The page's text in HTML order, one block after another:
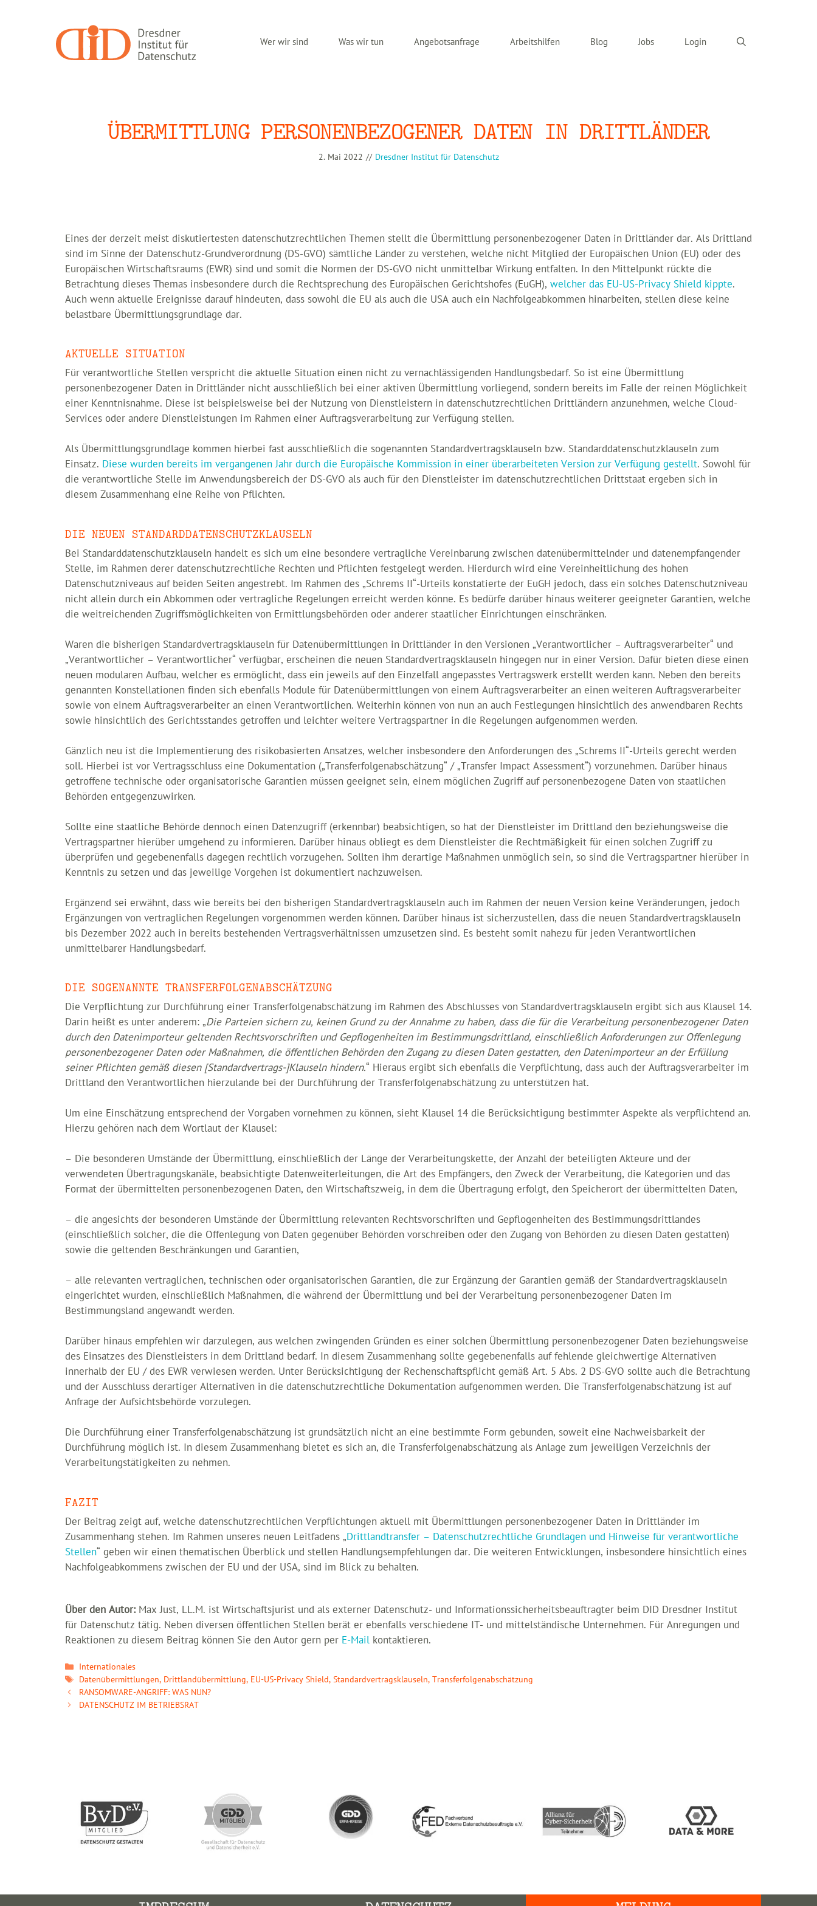
Wer wir sind Was wir tun Angebotsanfrage Arbeitshilfen Blog Jobs Login
ÜBERMITTLUNG PERSONENBEZOGENER DATEN IN DRITTLÄNDER
2. Mai 2022 // Dresdner Institut für Datenschutz
Eines der derzeit meist diskutiertesten datenschutzrechtlichen Themen stellt die Übermittlung personenbezogener Daten in Drittländer dar. Als Drittland
sind im Sinne der Datenschutz-Grundverordnung (DS-GVO) sämtliche Länder zu verstehen, welche nicht Mitglied der Europäischen Union (EU) oder des
Europäischen Wirtschaftsraums (EWR) sind und somit die Normen der DS-GVO nicht unmittelbar Wirkung entfalten. In den Mittelpunkt rückte die
Betrachtung dieses Themas insbesondere durch die Rechtsprechung des Europäischen Gerichtshofes (EuGH), welcher das EU-US-Privacy Shield kippte.
Auch wenn aktuelle Ereignisse darauf hindeuten, dass sowohl die EU als auch die USA auch ein Nachfolgeabkommen hinarbeiten, stellen diese keine
belastbare Übermittlungsgrundlage dar.
AKTUELLE SITUATION
Für verantwortliche Stellen verspricht die aktuelle Situation einen nicht zu vernachlässigenden Handlungsbedarf. So ist eine Übermittlung
personenbezogener Daten in Drittländer nicht ausschließlich bei einer aktiven Übermittlung vorliegend, sondern bereits im Falle der reinen Möglichkeit
einer Kenntnisnahme. Diese ist beispielsweise bei der Nutzung von Dienstleistern in datenschutzrechtlichen Drittländern anzunehmen, welche Cloud-
Services oder andere Dienstleistungen im Rahmen einer Auftragsverarbeitung zur Verfügung stellen.
Als Übermittlungsgrundlage kommen hierbei fast ausschließlich die sogenannten Standardvertragsklauseln bzw. Standarddatenschutzklauseln zum
Einsatz. Diese wurden bereits im vergangenen Jahr durch die Europäische Kommission in einer überarbeiteten Version zur Verfügung gestellt. Sowohl für
die verantwortliche Stelle im Anwendungsbereich der DS-GVO als auch für den Dienstleister im datenschutzrechtlichen Drittstaat ergeben sich in
diesem Zusammenhang eine Reihe von Pflichten.
DIE NEUEN STANDARDDATENSCHUTZKLAUSELN
Bei Standarddatenschutzklauseln handelt es sich um eine besondere vertragliche Vereinbarung zwischen datenübermittelnder und datenempfangender
Stelle, im Rahmen derer datenschutzrechtliche Rechten und Pflichten festgelegt werden. Hierdurch wird eine Vereinheitlichung des hohen
Datenschutzniveaus auf beiden Seiten angestrebt. Im Rahmen des „Schrems II“-Urteils konstatierte der EuGH jedoch, dass ein solches Datenschutzniveau
nicht allein durch ein Abkommen oder vertragliche Regelungen erreicht werden könne. Es bedürfe darüber hinaus weiterer geeigneter Garantien, welche
die weitreichenden Zugriffsmöglichkeiten von Ermittlungsbehörden oder anderer staatlicher Einrichtungen einschränken.
Waren die bisherigen Standardvertragsklauseln für Datenübermittlungen in Drittländer in den Versionen „Verantwortlicher – Auftragsverarbeiter“ und
„Verantwortlicher – Verantwortlicher“ verfügbar, erscheinen die neuen Standardvertragsklauseln hingegen nur in einer Version. Dafür bieten diese einen
neuen modularen Aufbau, welcher es ermöglicht, dass ein jeweils auf den Einzelfall angepasstes Vertragswerk erstellt werden kann. Neben den bereits
genannten Konstellationen finden sich ebenfalls Module für Datenübermittlungen von einem Auftragsverarbeiter an einen weiteren Auftragsverarbeiter
sowie von einem Auftragsverarbeiter an einen Verantwortlichen. Weiterhin können von nun an auch Festlegungen hinsichtlich des anwendbaren Rechts
sowie hinsichtlich des Gerichtsstandes getroffen und leichter weitere Vertragspartner in die Regelungen aufgenommen werden.
Gänzlich neu ist die Implementierung des risikobasierten Ansatzes, welcher insbesondere den Anforderungen des „Schrems II“-Urteils gerecht werden
soll. Hierbei ist vor Vertragsschluss eine Dokumentation („Transferfolgenabschätzung“ / „Transfer Impact Assessment“) vorzunehmen. Darüber hinaus
getroffene technische oder organisatorische Garantien müssen geeignet sein, einem möglichen Zugriff auf personenbezogene Daten von staatlichen
Behörden entgegenzuwirken.
Sollte eine staatliche Behörde dennoch einen Datenzugriff (erkennbar) beabsichtigen, so hat der Dienstleister im Drittland den beziehungsweise die
Vertragspartner hierüber umgehend zu informieren. Darüber hinaus obliegt es dem Dienstleister die Rechtmäßigkeit für einen solchen Zugriff zu
überprüfen und gegebenenfalls dagegen rechtlich vorzugehen. Sollten ihm derartige Maßnahmen unmöglich sein, so sind die Vertragspartner hierüber in
Kenntnis zu setzen und das jeweilige Vorgehen ist dokumentiert nachzuweisen.
Ergänzend sei erwähnt, dass wie bereits bei den bisherigen Standardvertragsklauseln auch im Rahmen der neuen Version keine Veränderungen, jedoch
Ergänzungen von vertraglichen Regelungen vorgenommen werden können. Darüber hinaus ist sicherzustellen, dass die neuen Standardvertragsklauseln
bis Dezember 2022 auch in bereits bestehenden Vertragsverhältnissen umzusetzen sind. Es besteht somit nahezu für jeden Verantwortlichen
unmittelbarer Handlungsbedarf.
DIE SOGENANNTE TRANSFERFOLGENABSCHÄTZUNG
Die Verpflichtung zur Durchführung einer Transferfolgenabschätzung im Rahmen des Abschlusses von Standardvertragsklauseln ergibt sich aus Klausel 14.
Darin heißt es unter anderem: „Die Parteien sichern zu, keinen Grund zu der Annahme zu haben, dass die für die Verarbeitung personenbezogener Daten
durch den Datenimporteur geltenden Rechtsvorschriften und Gepflogenheiten im Bestimmungsdrittland, einschließlich Anforderungen zur Offenlegung
personenbezogener Daten oder Maßnahmen, die öffentlichen Behörden den Zugang zu diesen Daten gestatten, den Datenimporteur an der Erfüllung
seiner Pflichten gemäß diesen [Standardvertrags-]Klauseln hindern.“ Hieraus ergibt sich ebenfalls die Verpflichtung, dass auch der Auftragsverarbeiter im
Drittland den Verantwortlichen hierzulande bei der Durchführung der Transferfolgenabschätzung zu unterstützen hat.
Um eine Einschätzung entsprechend der Vorgaben vornehmen zu können, sieht Klausel 14 die Berücksichtigung bestimmter Aspekte als verpflichtend an.
Hierzu gehören nach dem Wortlaut der Klausel:
– Die besonderen Umstände der Übermittlung, einschließlich der Länge der Verarbeitungskette, der Anzahl der beteiligten Akteure und der
verwendeten Übertragungskanäle, beabsichtigte Datenweiterleitungen, die Art des Empfängers, den Zweck der Verarbeitung, die Kategorien und das
Format der übermittelten personenbezogenen Daten, den Wirtschaftszweig, in dem die Übertragung erfolgt, den Speicherort der übermittelten Daten,
– die angesichts der besonderen Umstände der Übermittlung relevanten Rechtsvorschriften und Gepflogenheiten des Bestimmungsdrittlandes
(einschließlich solcher, die die Offenlegung von Daten gegenüber Behörden vorschreiben oder den Zugang von Behörden zu diesen Daten gestatten)
sowie die geltenden Beschränkungen und Garantien,
– alle relevanten vertraglichen, technischen oder organisatorischen Garantien, die zur Ergänzung der Garantien gemäß der Standardvertragsklauseln
eingerichtet wurden, einschließlich Maßnahmen, die während der Übermittlung und bei der Verarbeitung personenbezogener Daten im
Bestimmungsland angewandt werden.
Darüber hinaus empfehlen wir darzulegen, aus welchen zwingenden Gründen es einer solchen Übermittlung personenbezogener Daten beziehungsweise
des Einsatzes des Dienstleisters in dem Drittland bedarf. In diesem Zusammenhang sollte gegebenenfalls auf fehlende gleichwertige Alternativen
innerhalb der EU / des EWR verwiesen werden. Unter Berücksichtigung der Rechenschaftspflicht gemäß Art. 5 Abs. 2 DS-GVO sollte auch die Betrachtung
und der Ausschluss derartiger Alternativen in die datenschutzrechtliche Dokumentation aufgenommen werden. Die Transferfolgenabschätzung ist auf
Anfrage der Aufsichtsbehörde vorzulegen.
Die Durchführung einer Transferfolgenabschätzung ist grundsätzlich nicht an eine bestimmte Form gebunden, soweit eine Nachweisbarkeit der
Durchführung möglich ist. In diesem Zusammenhang bietet es sich an, die Transferfolgenabschätzung als Anlage zum jeweiligen Verzeichnis der
Verarbeitungstätigkeiten zu nehmen.
FAZIT
Der Beitrag zeigt auf, welche datenschutzrechtlichen Verpflichtungen aktuell mit Übermittlungen personenbezogener Daten in Drittländer im
Zusammenhang stehen. Im Rahmen unseres neuen Leitfadens „Drittlandtransfer – Datenschutzrechtliche Grundlagen und Hinweise für verantwortliche
Stellen“ geben wir einen thematischen Überblick und stellen Handlungsempfehlungen dar. Die weiteren Entwicklungen, insbesondere hinsichtlich eines
Nachfolgeabkommens zwischen der EU und der USA, sind im Blick zu behalten.
Über den Autor:Max Just, LL.M. ist Wirtschaftsjurist und als externer Datenschutz- und Informationssicherheitsbeauftragter beim DID Dresdner Institut
für Datenschutz tätig. Neben diversen öffentlichen Stellen berät er ebenfalls verschiedene IT- und mittelständische Unternehmen. Für Anregungen und
Reaktionen zu diesem Beitrag können Sie den Autor gern per E-Mail kontaktieren.
Kategorien
Internationales
Schlagwörter
Datenübermittlungen, Drittlandübermittlung, EU-US-Privacy Shield,Standardvertragsklauseln,Transferfolgenabschätzung
RANSOMWARE-ANGRIFF: WAS NUN?
DATENSCHUTZ IM BETRIEBSRAT